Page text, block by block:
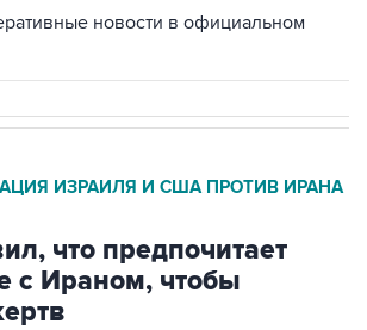
новости в официальном
ИЗРАИЛЯ И США ПРОТИВ ИРАНА
что предпочитает
с Ираном, чтобы